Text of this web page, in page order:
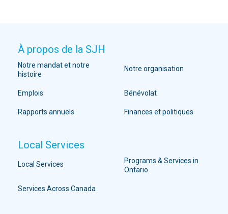
À propos de la SJH
Notre mandat et notre
histoire
Notre organisation
Emplois Bénévolat
Rapports annuels Finances et politiques
Local Services
Local Services
Programs & Services in
Ontario
Services Across Canada